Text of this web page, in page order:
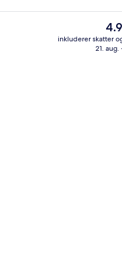
Den
pris
inkluderer skatter
21.